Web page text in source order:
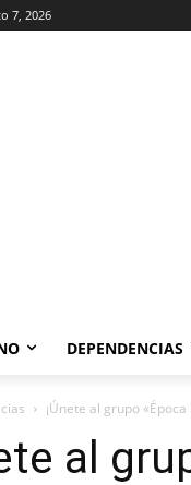
7, 2026
DEPENDENCIAS
¡Únete al grupo
al